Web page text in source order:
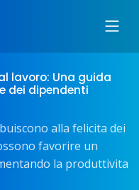
lavoro: Una guida
dei dipendenti
alla felicita dei
favorire un
la produttivita